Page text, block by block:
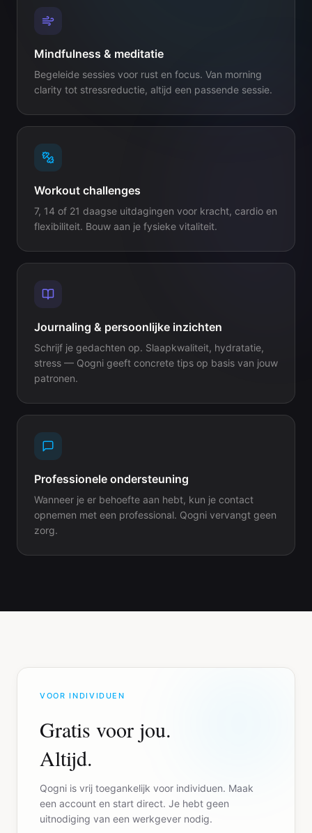
Mindfulness & meditatie
Begeleide sessies voor rust en focus. Van morning
clarity tot stressreductie, altijd een passende sessie.
Workout challenges
7, 14 of 21 daagse uitdagingen voor kracht, cardio en
flexibiliteit. Bouw aan je fysieke vitaliteit.
Journaling & persoonlijke inzichten
Schrijf je gedachten op. Slaapkwaliteit, hydratatie,
stress — Qogni geeft concrete tips op basis van jouw
patronen.
Professionele ondersteuning
Wanneer je er behoefte aan hebt, kun je contact
opnemen met een professional. Qogni vervangt geen
zorg.
VOOR INDIVIDUEN
Gratis voor jou.
Altijd.
Qogni is vrij toegankelijk voor individuen. Maak
een account en start direct. Je hebt geen
uitnodiging van een werkgever nodig.